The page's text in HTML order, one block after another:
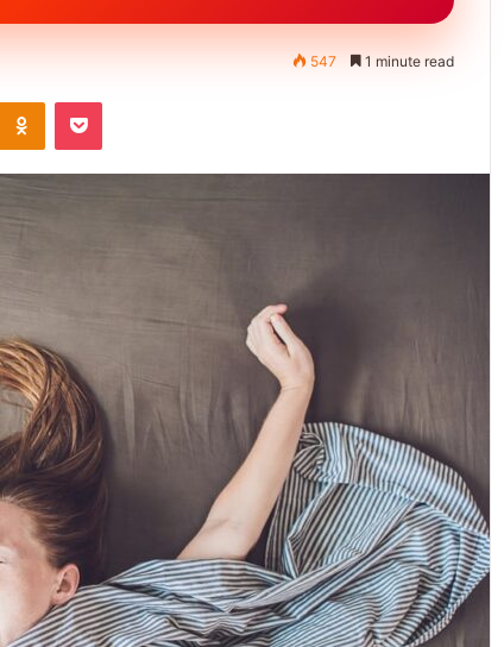
547 1 minute read